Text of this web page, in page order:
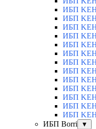
ИБП
ИБП
ИБП
ИБП
ИБП
ИБП
ИБП
ИБП
ИБП
ИБП
ИБП
ИБП
ИБП
ИБП Borri
▼